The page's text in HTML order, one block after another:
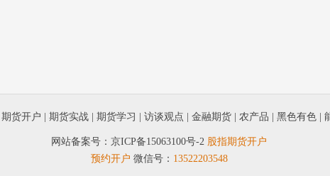
期货开户 期货实战 期货学习 访谈观点 金融期货 农产品 黑色有色
网站备案号： 京ICP备15063100号-2 股指期货开户
预约开户 微信号： 13522203548